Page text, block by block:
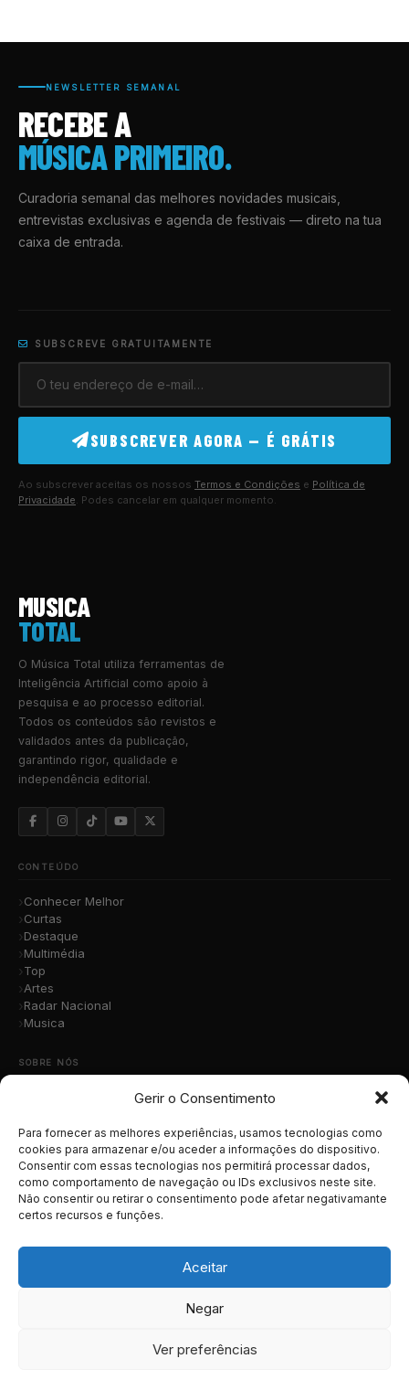
Gerir o Consentimento
Para fornecer as melhores experiências, usamos tecnologias como
cookies para armazenar e/ou aceder a informações do dispositivo.
Consentir com essas tecnologias nos permitirá processar dados,
como comportamento de navegação ou IDs exclusivos neste site.
Não consentir ou retirar o consentimento pode afetar negativamante
certos recursos e funções.
Aceitar
Negar
Ver preferências
NEWSLETTER SEMANAL
RECEBE A
MÚSICA PRIMEIRO.
Curadoria semanal das melhores novidades musicais,
entrevistas exclusivas e agenda de festivais — direto na tua
caixa de entrada.
SUBSCREVE GRATUITAMENTE
SUBSCREVER AGORA — É GRÁTIS
Ao subscrever aceitas os nossos Termos e Condições e Política de
Privacidade . Podes cancelar em qualquer momento.
MUSICA
TOTAL
O Música Total utiliza ferramentas de
Inteligência Artificial como apoio à
pesquisa e ao processo editorial.
Todos os conteúdos são revistos e
validados antes da publicação,
garantindo rigor, qualidade e
independência editorial.
CONTEÚDO
Conhecer Melhor
Curtas
Destaque
Multimédia
Top
Artes
Radar Nacional
Musica
SOBRE NÓS
Contacto
Submete a Tua Música
Publicidade
Apoiar o Projeto
Política de Privacidade